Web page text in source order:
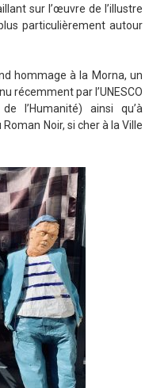
sur l’œuvre de l’illustre
particulièrement autour
hommage à la Morna, un
récemment par l’UNESCO
l’Humanité) ainsi qu’à
Noir, si cher à la Ville